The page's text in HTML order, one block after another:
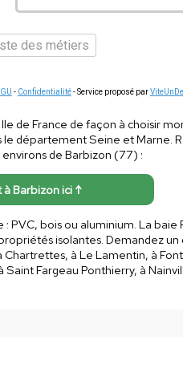
des métiers
- Confidentialité- Service proposé par
de France de façon à choisir
département Seine et Marne.
de Barbizon (77) :
à Barbizon ici ↑
bois ou aluminium. La baie
isolantes. Demandez un
Chartrettes, à Le Lamentin, à
Fargeau Ponthierry, à